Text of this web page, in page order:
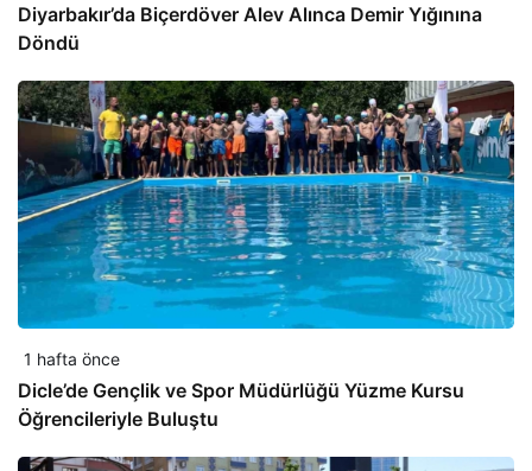
Diyarbakır’da Biçerdöver Alev Alınca Demir Yığınına
Döndü
1 hafta önce
Dicle’de Gençlik ve Spor Müdürlüğü Yüzme Kursu
Öğrencileriyle Buluştu